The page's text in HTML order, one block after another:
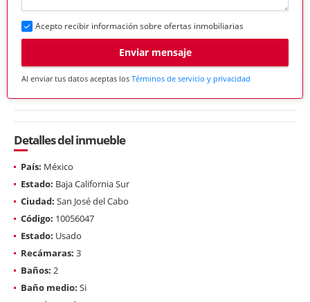
Acepto recibir información sobre ofertas inmobiliarias
Enviar mensaje
Al enviar tus datos aceptas los Términos de servicio y privacidad
Detalles del inmueble
País: México
Estado: Baja California Sur
Ciudad: San José del Cabo
Código: 10056047
Estado: Usado
Recámaras: 3
Baños: 2
Baño medio: Si